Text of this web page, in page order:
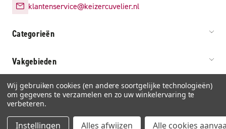
klantenservice@keizercuvelier.nl
Categorieën
Vakgebieden
Service & info
Wij gebruiken cookies (en andere soortgelijke technologieën)
om gegevens te verzamelen en zo uw winkelervaring te
verbeteren.
Instellingen Alles afwijzen Alle cookies